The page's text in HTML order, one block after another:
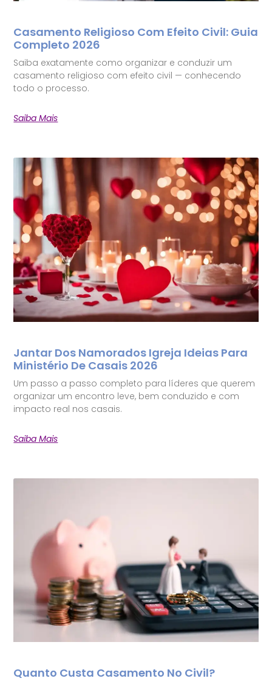
Casamento Religioso Com Efeito Civil: Guia
Completo 2026
Saiba exatamente como organizar e conduzir um
casamento religioso com efeito civil — conhecendo
todo o processo.
Saiba Mais
Jantar Dos Namorados Igreja Ideias Para
Ministério De Casais 2026
Um passo a passo completo para líderes que querem
organizar um encontro leve, bem conduzido e com
impacto real nos casais.
Saiba Mais
Quanto Custa Casamento No Civil?